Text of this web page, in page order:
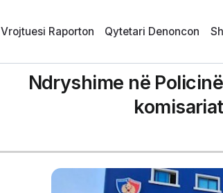
Vrojtuesi Raporton Qytetari Denoncon
Ndryshime në